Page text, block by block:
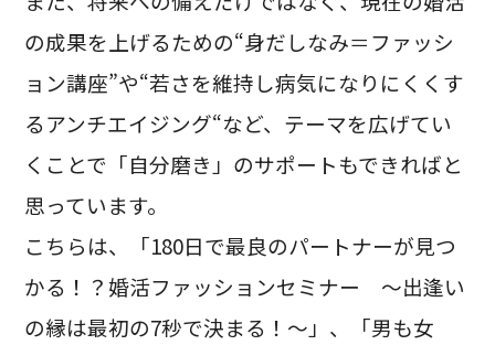
の成果を上げるための“身だしなみ＝ファッシ
ョン講座”や“若さを維持し病気になりにくくす
るアンチエイジング“など、テーマを広げてい
くことで「自分磨き」のサポートもできればと
思っています。
こちらは、「180日で最良のパートナーが見つ
かる！？婚活ファッションセミナー ～出逢い
の縁は最初の7秒で決まる！～」、「男も女